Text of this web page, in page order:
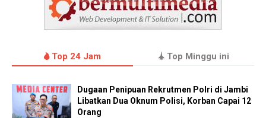
Top 24 Jam Top Minggu ini
Dugaan Penipuan Rekrutmen Polri di Jambi
Libatkan Dua Oknum Polisi, Korban Capai 12
Orang